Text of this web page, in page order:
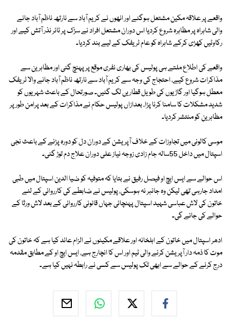
واقعے پر علاقہ مکین مشتعل ہوگئے اور انھوں نے کریم آباد سے نارتھ ناظم آباد جانے
والی شاہراہ پر مظاہرہ شروع کردیا اس دوران مشتعل افراد نے سڑک پر ٹائر نذر آتش کیے اور
رکاوٹیں کھڑی کرکے شاہراہ کو عام ٹریفک کے لیے بند کردیا۔
واقعے کی اطلاع ملتے ہی پولیس کی بھاری نفری موقع پر پہنچ گئی اور مظاہرین سے
مذاکرات شروع کیے، احتجاج کی وجہ سے کریم آباد سے نارتھ ناظم آباد جانے والا ٹریفک
معطل ہوگیا اور گاڑیوں کی طویل قطاریں لگ گئیں۔ صورتحال کے باعث شہریوں کو
شدید مشکلات کا سامنا کرنا پڑا، بعدازاں پولیس حکام نے مذاکرات کے بعد پرامن طور پر
مظاہرین کو منتشر کردیا۔
موسی کالونی میں تجاوزات کے خلاف آپریشن کے دوران دل کو دورہ پڑنے کے باعث نجی
اسپتال میں داخل 55سالہ جام زادی زوجہ نیاز علی دوران علاج دم توڑ گئی۔
اس حوالے سے ایس ایچ او فیصل رفیق نے بتایا کہ متوفیہ کو ضیا الدین اسپتال میں طبی
امداد جارہی تھی لیکن وہ جانبر نہ ہوسکی، پولیس نے ضابطے کی کارروائی کے لئے
خاتون کی لاش عباسی شہید اسپتال پہنچائی جہاں قانونی کارروائی کے بعد لاش ورثا کے
حوالے کی جائے گی۔
ادھر اسپتال میں خاتون کے اہلخانہ اور علاقے مکینوں نے الزام عائد کیا ہے کہ خاتون کی
موت کا ذمہ دار آپریشن کرنے والی ٹیم اور اس کا انچارج ہے، ایس ایچ او کے مطابق مقدمہ
درج کرنے کے حوالے سے ابھی تک پولیس سے کسی نے رابطہ نہیں کیا ہے۔